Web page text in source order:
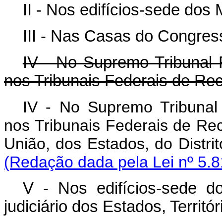
II - Nos edifícios-sede dos
III - Nas Casas do
IV - No Supremo Tribunal
nos Tribunais Federais de
IV - No Supremo
nos Tribunais Federais de
União, dos Estados, do
(Redação dada pela Lei nº
V - Nos edifícios-sede
judiciário dos Estados,